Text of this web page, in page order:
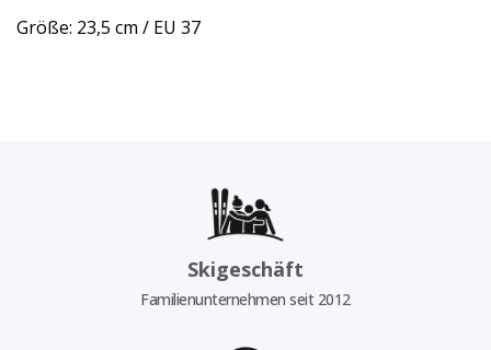
Größe: 23,5 cm / EU 37
Skigeschäft
Familienunternehmen seit 2012